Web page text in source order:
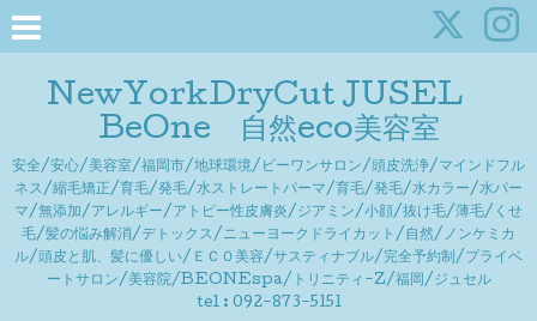
NewYorkDryCut JUSEL
BeOne 自然eco美容室
安全/安心/美容室/福岡市/地球環境/ビーワンサロン/頭皮洗浄/マインドフル
ネス/縮毛矯正/育毛/発毛/水ストレートパーマ/育毛/発毛/水カラー/水パー
マ/無添加/アレルギー/アトピー性皮膚炎/ジアミン/小顔/抜け毛/薄毛/くせ
毛/髪の悩み解消/デトックス/ニューヨークドライカット/自然/ノンケミカ
ル/頭皮と肌、髪に優しい/ＥＣＯ美容/サスティナブル/完全予約制/プライベ
ートサロン/美容院/BEONEspa/トリニティ-Z/福岡/ジュセル
tel : 092-873-5151